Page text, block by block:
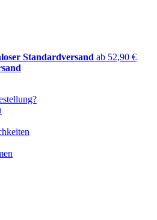
Standardversand ab 52,90 €